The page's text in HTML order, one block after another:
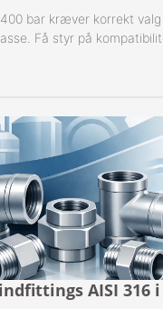
bar kræver korrekt valg
Få styr på
AISI 316